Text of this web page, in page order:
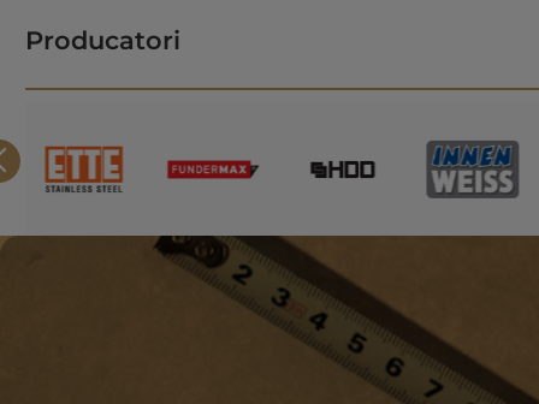
Producatori